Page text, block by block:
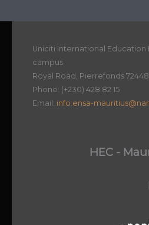
Uniciti International Education
campus
Royal Road, Pierrefonds
Phone: (+230) 428 82 15
Email: info.ensa-
HEC -